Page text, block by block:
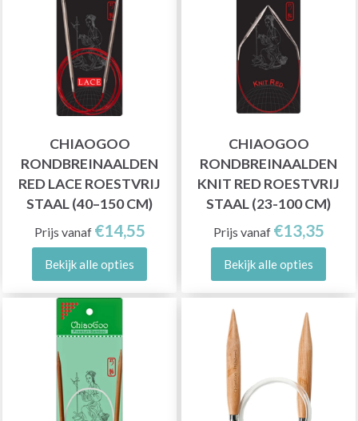
CHIAOGOO
RONDBREINAALDEN
RED LACE ROESTVRIJ
STAAL (40–150 CM)
Prijs vanaf €14,55
Bekijk alle opties
CHIAOGOO
RONDBREINAALDEN
KNIT RED ROESTVRIJ
STAAL (23-100 CM)
Prijs vanaf €13,35
Bekijk alle opties